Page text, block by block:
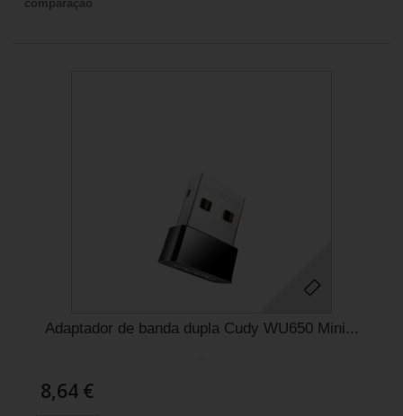
comparação
Adaptador de banda dupla Cudy WU650 Mini...
8,64 €